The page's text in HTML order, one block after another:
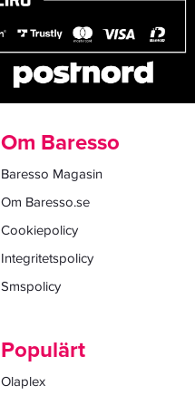
Om Baresso
Baresso Magasin
Om Baresso.se
Cookiepolicy
Integritetspolicy
Smspolicy
Populärt
Olaplex